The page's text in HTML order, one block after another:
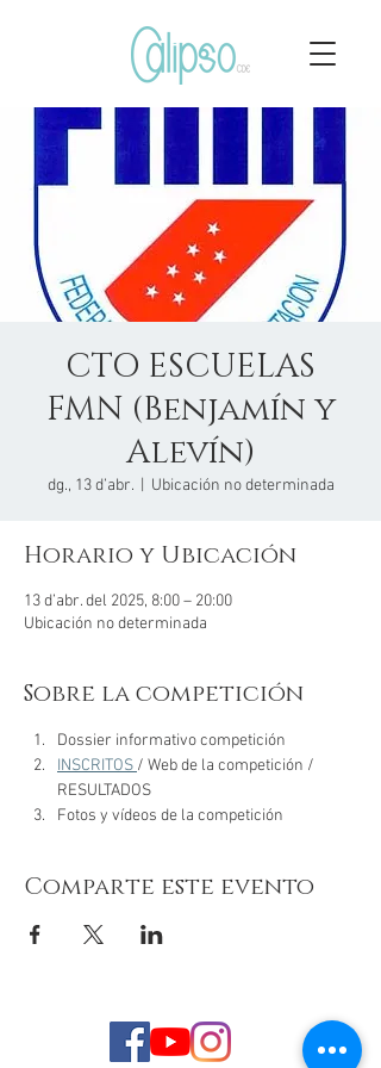
CTO ESCUELAS
FMN (Benjamín y
Alevín)
dg., 13 d’abr.
  |
Ubicación no determinada
Horario y Ubicación
13 d’abr. del 2025, 8:00 – 20:00
Ubicación no determinada
Sobre la competición
Dossier informativo competición
INSCRITOS / Web de la competición /
RESULTADOS
Fotos y vídeos de la competición
Comparte este evento